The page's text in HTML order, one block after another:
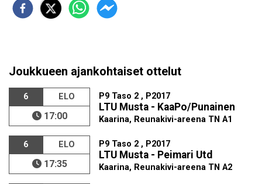
Joukkueen ajankohtaiset ottelut
6 ELO
17:00
P9 Taso 2 , P2017
LTU Musta - KaaPo/Punainen
Kaarina, Reunakivi-areena TN A1
6 ELO
17:35
P9 Taso 2 , P2017
LTU Musta - Peimari Utd
Kaarina, Reunakivi-areena TN A2